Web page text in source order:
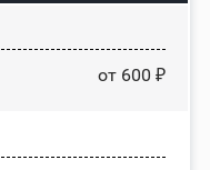
от 600 ₽